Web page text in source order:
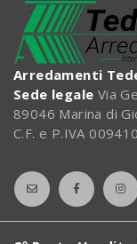
Arredamenti
Sede legale Via
89046 Marina di
C.F. e P.IVA